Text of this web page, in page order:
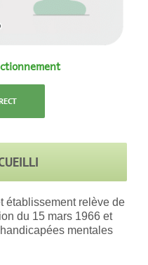
établissement relève de
du 15 mars 1966 et
mentales